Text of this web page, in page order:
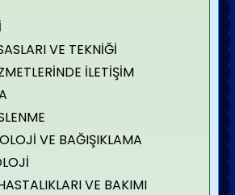
VE TEKNİĞİ
İLETİŞİM
VE BAĞIŞIKLAMA
VE BAKIMI